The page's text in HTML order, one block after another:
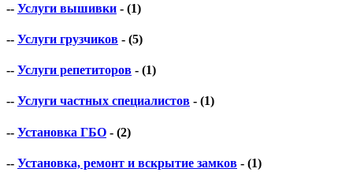
-- Услуги вышивки - (1)
-- Услуги грузчиков - (5)
-- Услуги репетиторов - (1)
-- Услуги частных специалистов - (1)
-- Установка ГБО - (2)
-- Установка, ремонт и вскрытие замков - (1)